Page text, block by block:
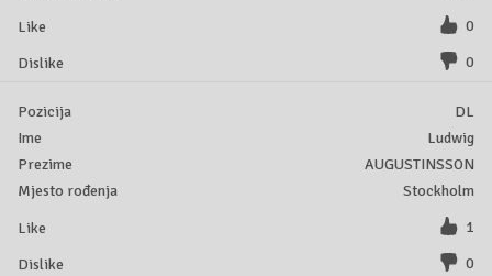
0
0
DL
Ludwig
AUGUSTINSSON
Stockholm
1
0